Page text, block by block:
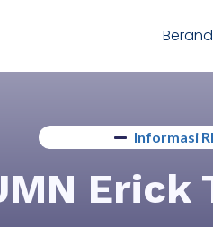
Informasi
Erick